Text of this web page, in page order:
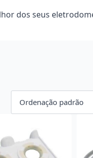
dos seus